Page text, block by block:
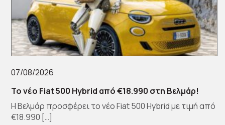
07/08/2026
Το νέο Fiat 500 Hybrid από €18.990 στη Βελμάρ!
Η Βελμάρ προσφέρει το νέο Fiat 500 Hybrid με τιμή από
€18.990 […]